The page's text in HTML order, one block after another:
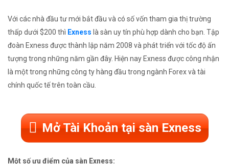
Với các nhà đầu tư mới bắt đầu và có số vốn tham gia thị trường
thấp dưới $200 thì Exness là sàn uy tín phù hợp dành cho bạn. Tập
đoàn Exness được thành lập năm 2008 và phát triển với tốc độ ấn
tượng trong những năm gần đây. Hiện nay Exness được công nhận
là một trong những công ty hàng đầu trong ngành Forex và tài
chính quốc tế trên toàn cầu.
Mở Tài Khoản tại sàn Exness
Một số ưu điểm của sàn Exness: